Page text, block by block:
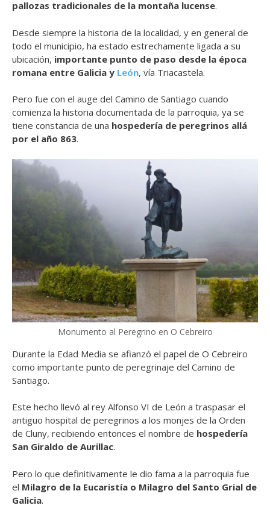
pallozas tradicionales de la montaña lucense.
Desde siempre la historia de la localidad, y en general de
todo el municipio, ha estado estrechamente ligada a su
ubicación, importante punto de paso desde la época
romana entre Galicia y León, vía Triacastela.
Pero fue con el auge del Camino de Santiago cuando
comienza la historia documentada de la parroquia, ya se
tiene constancia de una hospedería de peregrinos allá
por el año 863.
Monumento al Peregrino en O Cebreiro
Durante la Edad Media se afianzó el papel de O Cebreiro
como importante punto de peregrinaje del Camino de
Santiago.
Este hecho llevó al rey Alfonso VI de León a traspasar el
antiguo hospital de peregrinos a los monjes de la Orden
de Cluny, recibiendo entonces el nombre de hospedería
San Giraldo de Aurillac.
Pero lo que definitivamente le dio fama a la parroquia fue
el Milagro de la Eucaristía o Milagro del Santo Grial de
Galicia.